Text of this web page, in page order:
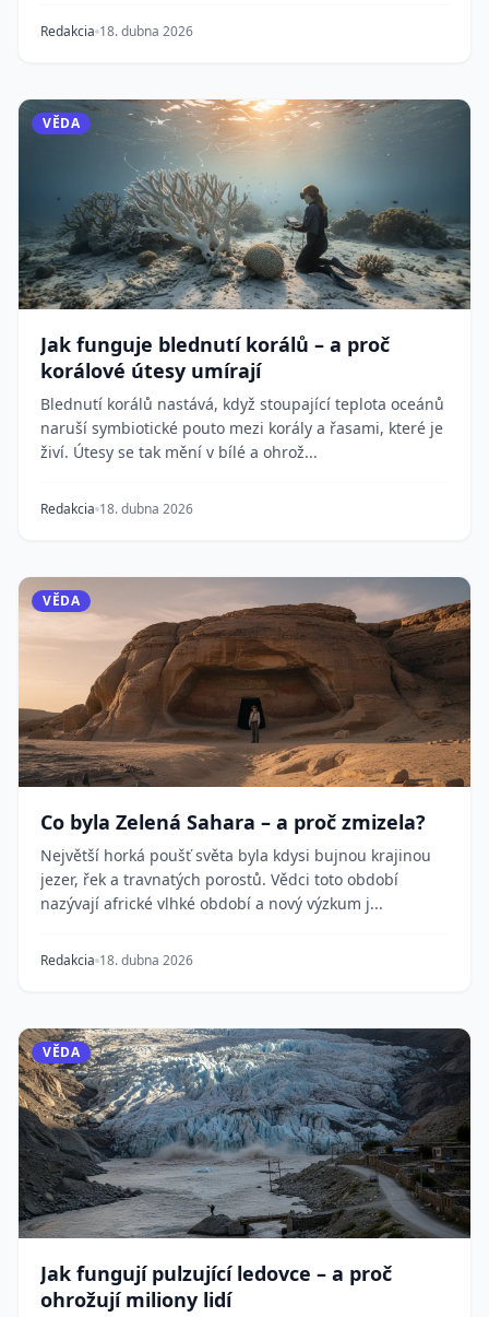
Redakcia 18. dubna 2026
VĚDA
Jak funguje blednutí korálů – a proč
korálové útesy umírají
Blednutí korálů nastává, když stoupající teplota oceánů
naruší symbiotické pouto mezi korály a řasami, které je
živí. Útesy se tak mění v bílé a ohrož...
Redakcia 18. dubna 2026
VĚDA
Co byla Zelená Sahara – a proč zmizela?
Největší horká poušť světa byla kdysi bujnou krajinou
jezer, řek a travnatých porostů. Vědci toto období
nazývají africké vlhké období a nový výzkum j...
Redakcia 18. dubna 2026
VĚDA
Jak fungují pulzující ledovce – a proč
ohrožují miliony lidí